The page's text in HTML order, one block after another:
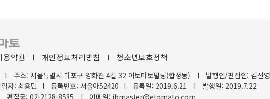
용약관 I 개인정보처리방침 I 청소년보호정책
I 주소: 서울특별시 마포구 양화진 4길 32 이토마토빌딩(합정동) I
발행인/편집인: 김선영
자: 최용민
I 등록번호: 서울아52420 I 등록일: 2019.6.21 I
발행일: 2019.7.22
편집국: 02-2128-8585 I 이메일: ibmaster@etomato.com